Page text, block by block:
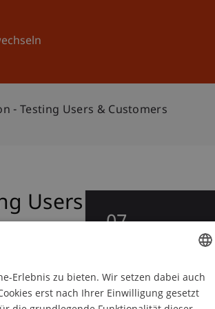
- Testing Users & Customers
Users
07
Zeit und Ort
GERMAN
ENGLISH
Erlebnis zu bieten. Wir setzen dabei auch
erst nach Ihrer Einwilligung gesetzt